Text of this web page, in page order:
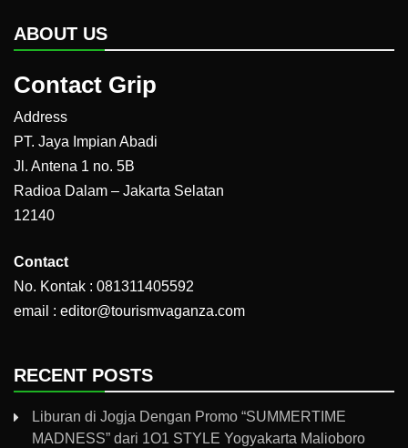
ABOUT US
Contact Grip
Address
PT. Jaya Impian Abadi
Jl. Antena 1 no. 5B
Radioa Dalam – Jakarta Selatan
12140
Contact
No. Kontak : 081311405592
email : editor@tourismvaganza.com
RECENT POSTS
Liburan di Jogja Dengan Promo “SUMMERTIME
MADNESS” dari 1O1 STYLE Yogyakarta Malioboro